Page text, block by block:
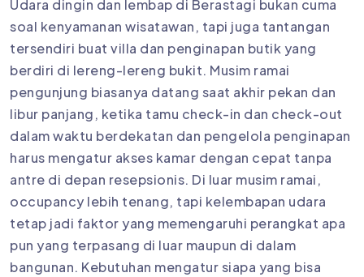
Udara dingin dan lembap di Berastagi bukan cuma
soal kenyamanan wisatawan, tapi juga tantangan
tersendiri buat villa dan penginapan butik yang
berdiri di lereng-lereng bukit. Musim ramai
pengunjung biasanya datang saat akhir pekan dan
libur panjang, ketika tamu check-in dan check-out
dalam waktu berdekatan dan pengelola penginapan
harus mengatur akses kamar dengan cepat tanpa
antre di depan resepsionis. Di luar musim ramai,
occupancy lebih tenang, tapi kelembapan udara
tetap jadi faktor yang memengaruhi perangkat apa
pun yang terpasang di luar maupun di dalam
bangunan. Kebutuhan mengatur siapa yang bisa